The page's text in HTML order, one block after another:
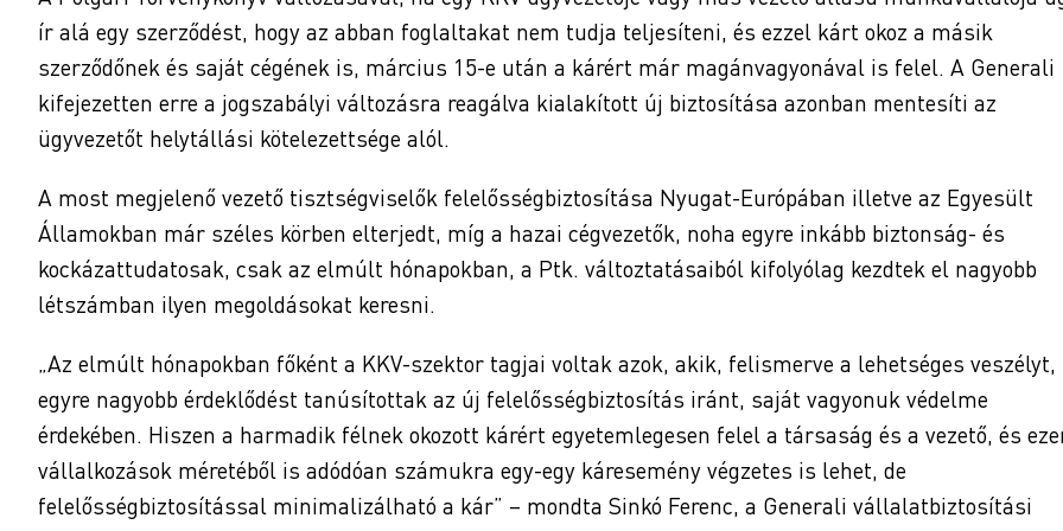
ír alá egy szerződést, hogy az abban foglaltakat nem tudja teljesíteni, és ezzel kárt okoz a másik
szerződőnek és saját cégének is, március 15-e után a kárért már magánvagyonával is felel. A Generali
kifejezetten erre a jogszabályi változásra reagálva kialakított új biztosítása azonban mentesíti az
ügyvezetőt helytállási kötelezettsége alól.
A most megjelenő vezető tisztségviselők felelősségbiztosítása Nyugat-Európában illetve az Egyesült
Államokban már széles körben elterjedt, míg a hazai cégvezetők, noha egyre inkább biztonság- és
kockázattudatosak, csak az elmúlt hónapokban, a Ptk. változtatásaiból kifolyólag kezdtek el nagyobb
létszámban ilyen megoldásokat keresni.
„Az elmúlt hónapokban főként a KKV-szektor tagjai voltak azok, akik, felismerve a lehetséges veszélyt,
egyre nagyobb érdeklődést tanúsítottak az új felelősségbiztosítás iránt, saját vagyonuk védelme
érdekében. Hiszen a harmadik félnek okozott kárért egyetemlegesen felel a társaság és a vezető, és
vállalkozások méretéből is adódóan számukra egy-egy káresemény végzetes is lehet, de
felelősségbiztosítással minimalizálható a kár” – mondta Sinkó Ferenc, a Generali vállalatbiztosítási